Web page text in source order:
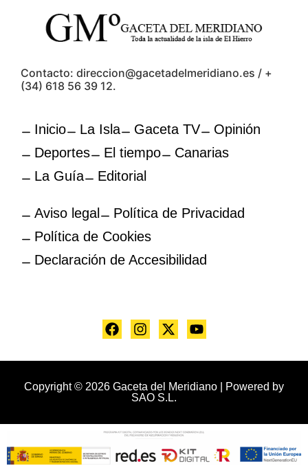
Contacto: direccion@gacetadelmeridiano.es / +
(34) 618 56 39 12.
Inicio La Isla Gaceta TV
Opinión
Deportes
El tiempo
Canarias
La Guía
Editorial
Aviso legal
Política de Privacidad
Política de Cookies
Declaración de Accesibilidad
Copyright © 2026 Gaceta del Meridiano | Powered by
SAO S.L.